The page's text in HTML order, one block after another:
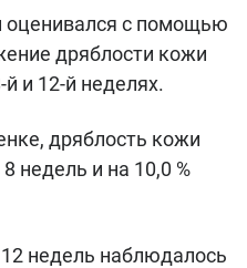
оценивался с помощью
дряблости кожи
и 12-й неделях.
дряблость кожи
недель и на 10,0 %
недель наблюдалось